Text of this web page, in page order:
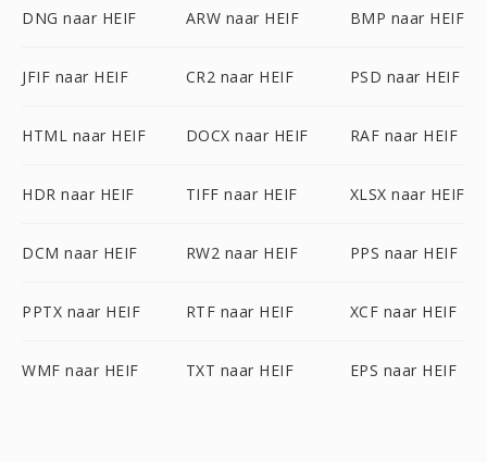
DNG naar HEIF ARW naar HEIF BMP naar HEIF
JFIF naar HEIF CR2 naar HEIF PSD naar HEIF
HTML naar HEIF DOCX naar HEIF RAF naar HEIF
HDR naar HEIF TIFF naar HEIF XLSX naar HEIF
DCM naar HEIF RW2 naar HEIF PPS naar HEIF
PPTX naar HEIF RTF naar HEIF XCF naar HEIF
WMF naar HEIF TXT naar HEIF EPS naar HEIF